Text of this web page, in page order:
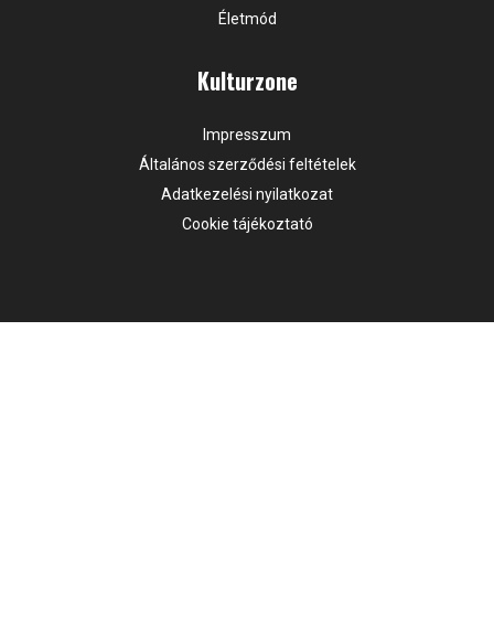
Életmód
Kulturzone
Impresszum
Általános szerződési feltételek
Adatkezelési nyilatkozat
Cookie tájékoztató